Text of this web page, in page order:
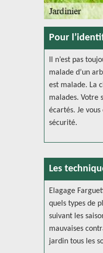
Pour
Il n’est pas
malade d’un
est malade. La
malades. Votre
écartés. Je
sécurité.
Les
Elagage
quels types de
suivant les
mauvaises
jardin tous les